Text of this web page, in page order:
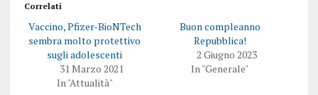
Correlati
Vaccino, Pfizer-BioNTech
sembra molto protettivo
sugli adolescenti
31 Marzo 2021
In "Attualità"
Buon compleanno
Repubblica!
2 Giugno 2023
In "Generale"